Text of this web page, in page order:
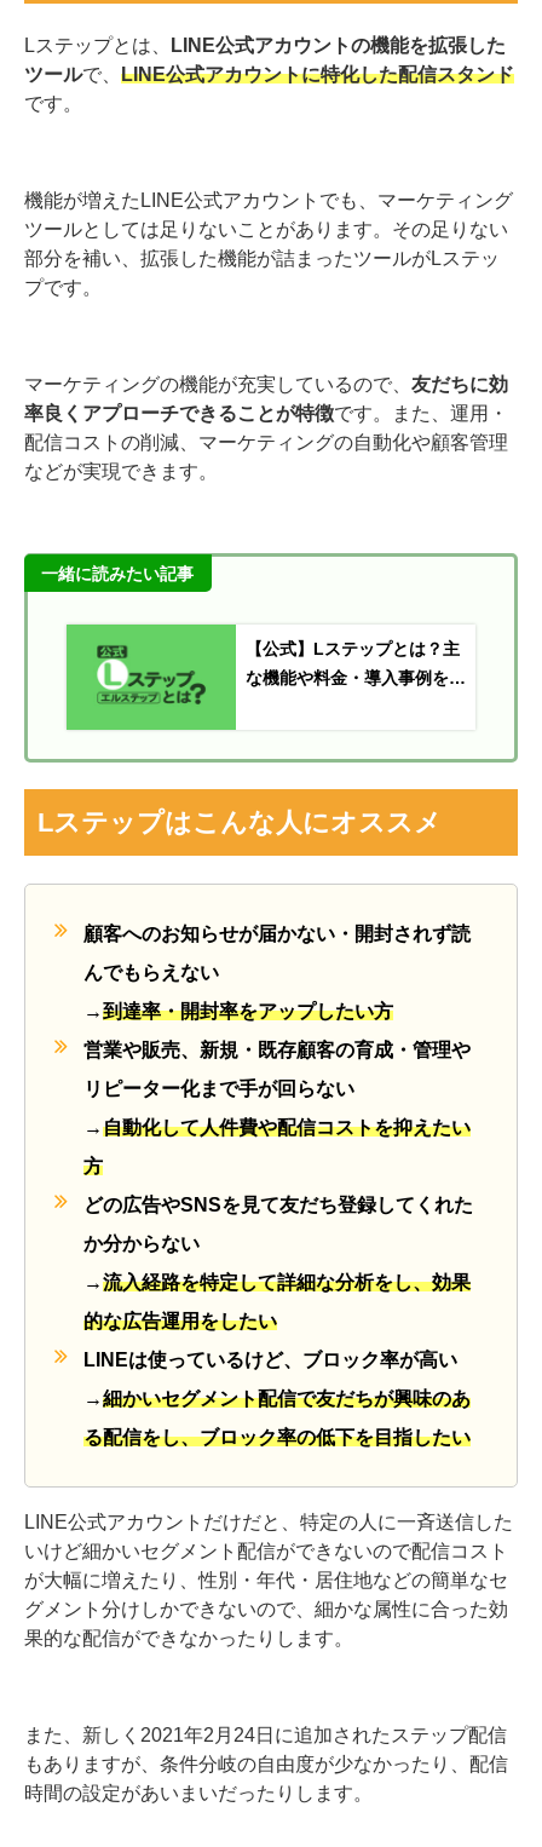
Lステップとは、
LINE公式アカウントの機能を拡張した
ツールで、 LINE公式アカウントに特化した配信スタンド
です。
機能が増えたLINE公式アカウントでも、マーケティング
ツールとしては足りないことがあります。その足りない
部分を補い、拡張した機能が詰まったツールがLステッ
プです。
マーケティングの機能が充実しているので、 友だちに効
率良くアプローチできることが特徴です。また、運用・
配信コストの削減、マーケティングの自動化や顧客管理
などが実現できます。
一緒に読みたい記事
【公式】Lステップとは？主
な機能や料金・導入事例を徹
Lステップはこんな人にオススメ
顧客へのお知らせが届かない・開封されず読
んでもらえない
→到達率・開封率をアップしたい方
営業や販売、新規・既存顧客の育成・管理や
リピーター化まで手が回らない
→自動化して人件費や配信コストを抑えたい
方
どの広告やSNSを見て友だち登録してくれた
か分からない
→流入経路を特定して詳細な分析をし、効果
的な広告運用をしたい
LINEは使っているけど、ブロック率が高い
→細かいセグメント配信で友だちが興味のあ
る配信をし、ブロック率の低下を目指したい
LINE公式アカウントだけだと、特定の人に一斉送信した
いけど細かいセグメント配信ができないので配信コスト
が大幅に増えたり、性別・年代・居住地などの簡単なセ
グメント分けしかできないので、細かな属性に合った効
果的な配信ができなかったりします。
また、新しく2021年2月24日に追加されたステップ配信
もありますが、条件分岐の自由度が少なかったり、配信
時間の設定があいまいだったりします。